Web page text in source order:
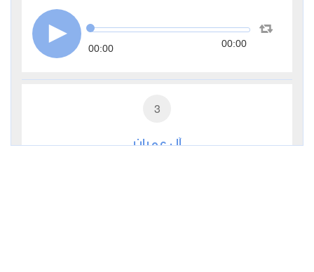
00:00 00:00
3
آل عمران